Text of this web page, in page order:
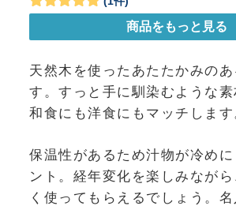
天然木を使ったあたたかみの
す。すっと手に馴染むような素
和食にも洋食にもマッチします
保温性があるため汁物が冷めに
ント。経年変化を楽しみなが
く使ってもらえるでしょう。